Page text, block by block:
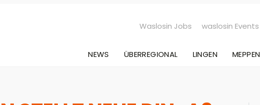
Waslosin Jobs waslosin Events
NEWS ÜBERREGIONAL LINGEN MEPPEN